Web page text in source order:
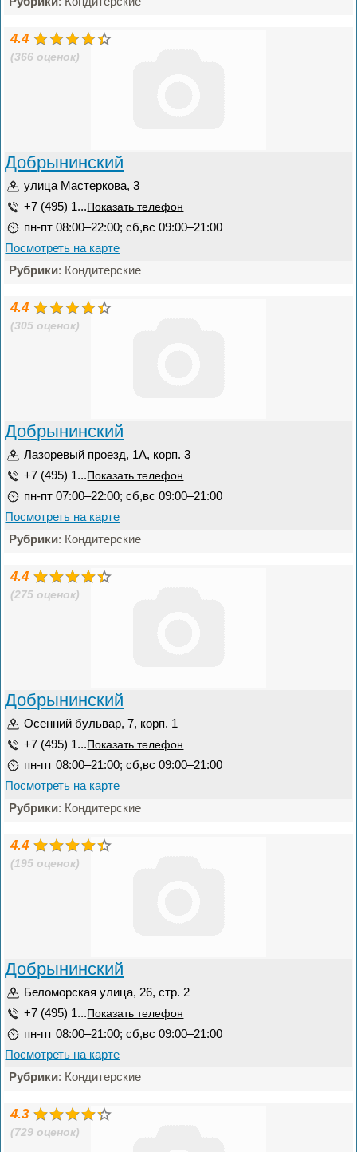
4.4
(366 оценок)
Добрынинский
улица Мастеркова, 3
+7 (495) 1... Показать телефон
пн-пт 08:00–22:00; сб,вс 09:00–21:00
Посмотреть на карте
Рубрики: Кондитерские
4.4
(305 оценок)
Добрынинский
Лазоревый проезд, 1А, корп. 3
+7 (495) 1... Показать телефон
пн-пт 07:00–22:00; сб,вс 09:00–21:00
Посмотреть на карте
Рубрики: Кондитерские
4.4
(275 оценок)
Добрынинский
Осенний бульвар, 7, корп. 1
+7 (495) 1... Показать телефон
пн-пт 08:00–21:00; сб,вс 09:00–21:00
Посмотреть на карте
Рубрики: Кондитерские
4.4
(195 оценок)
Добрынинский
Беломорская улица, 26, стр. 2
+7 (495) 1... Показать телефон
пн-пт 08:00–21:00; сб,вс 09:00–21:00
Посмотреть на карте
Рубрики: Кондитерские
4.3
(729 оценок)